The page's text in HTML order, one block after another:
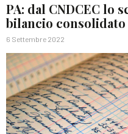
PA: dal CNDCEC lo
bilancio consolidato
6 Settembre 2022